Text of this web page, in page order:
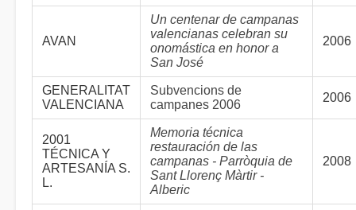
AVAN
Un centenar de campanas
valencianas celebran su
onomástica en honor a
San José
2006
GENERALITAT
VALENCIANA
Subvencions de
campanes 2006
2006
2001
TÉCNICA Y
ARTESANÍA S.
L.
Memoria técnica
restauración de las
campanas - Parròquia de
Sant Llorenç Màrtir -
Alberic
2008